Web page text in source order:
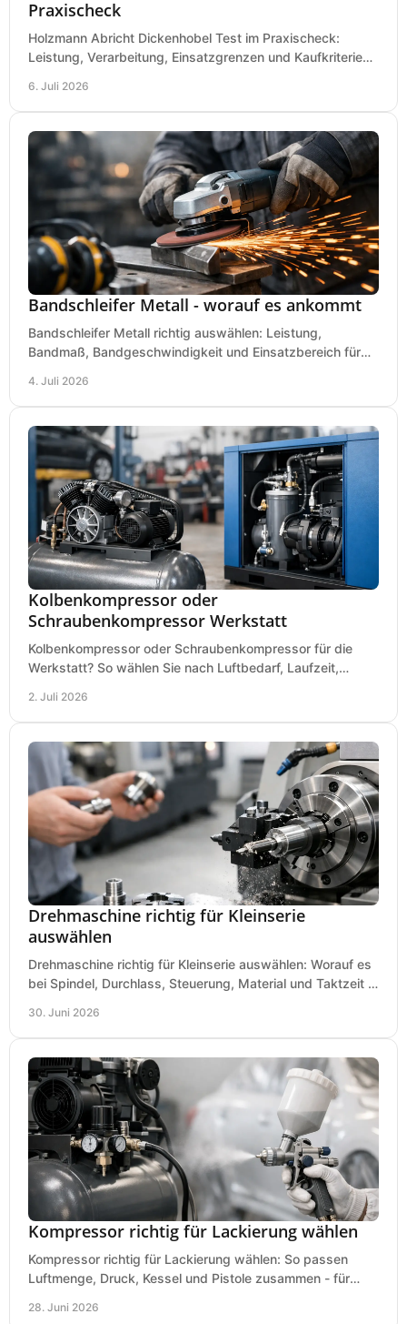
Praxischeck
Holzmann Abricht Dickenhobel Test im Praxischeck:
Leistung, Verarbeitung, Einsatzgrenzen und Kaufkriterien
6. Juli 2026
Bandschleifer Metall - worauf es ankommt
Bandschleifer Metall richtig auswählen: Leistung,
Bandmaß, Bandgeschwindigkeit und Einsatzbereich für
4. Juli 2026
Kolbenkompressor oder
Schraubenkompressor Werkstatt
Kolbenkompressor oder Schraubenkompressor für die
Werkstatt? So wählen Sie nach Luftbedarf, Laufzeit,
2. Juli 2026
Drehmaschine richtig für Kleinserie
auswählen
Drehmaschine richtig für Kleinserie auswählen: Worauf es
bei Spindel, Durchlass, Steuerung, Material und Taktzeit in
30. Juni 2026
Kompressor richtig für Lackierung wählen
Kompressor richtig für Lackierung wählen: So passen
Luftmenge, Druck, Kessel und Pistole zusammen - für
28. Juni 2026